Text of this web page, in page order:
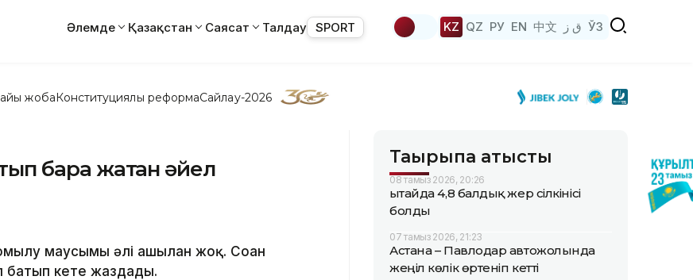
Әлемде Қазақстан Саясат Талдау SPORT KZ QZ РУ EN 中文 ق ز ЎЗ
жобаКонституциялық реформаСайлау-2026
бара жатқан әйел
маусымы әлі ашылған жоқ. Соған
батып кете жаздады.
Тақырыпқа қатысты
08 тамыз 2026, 20:26
Қытайда 4,8 балдық жер сілкінісі
болды
07 тамыз 2026, 21:23
Астана – Павлодар автожолында
жеңіл көлік өртеніп кетті